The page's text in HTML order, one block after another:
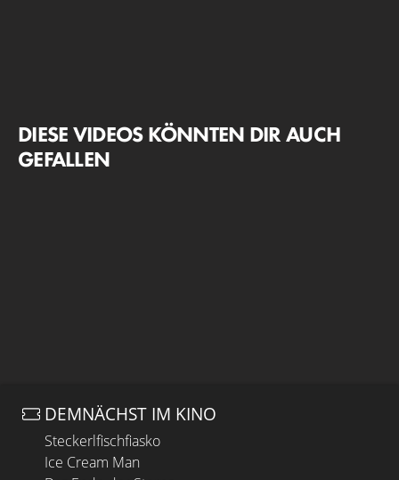
DIESE VIDEOS KÖNNTEN DIR AUCH
GEFALLEN
DEMNÄCHST IM KINO
Steckerlfischfiasko
Ice Cream Man